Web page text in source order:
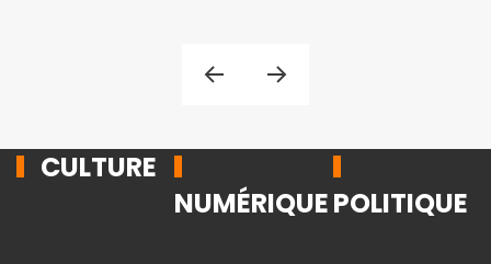
CULTURE
NUMÉRIQUEPOLITIQUE